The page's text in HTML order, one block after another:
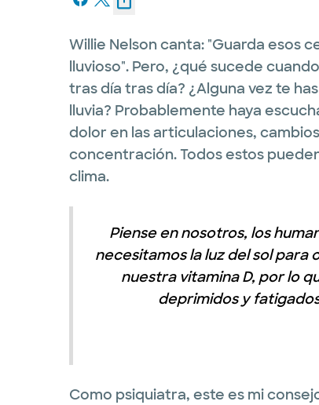
Willie Nelson canta: "Guarda esos
lluvioso". Pero, ¿qué sucede
tras día tras día? ¿Alguna vez te
lluvia? Probablemente haya
dolor en las articulaciones,
concentración. Todos estos
clima.
Piense en nosotros, los
necesitamos la luz del sol
nuestra vitamina D, por lo
deprimidos y
Como psiquiatra, este es mi